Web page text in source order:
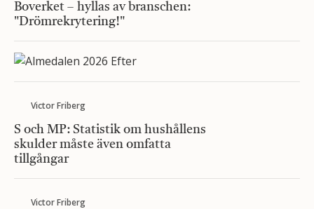
Boverket – hyllas av branschen:
"Drömrekrytering!"
Victor Friberg
S och MP: Statistik om hushållens
skulder måste även omfatta
tillgångar
Victor Friberg